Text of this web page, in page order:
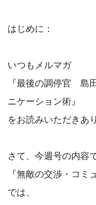
はじめに：
いつもメルマガ
『最後の調停官　島
ニケーション術』
をお読みいただきあ
さて、今週号の内容
『無敵の交渉・コミ
では、